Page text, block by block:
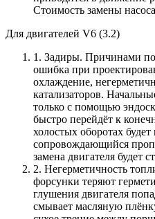
Стоимость замены
Для двигателей V6 (3.2)
1. Задиры. Причинами
ошибка при
охлаждение,
катализаторов.
только с помощью
быстро перейдёт к
холостых оборотах
сопровождающийся
замена двигателя будет
2. Негерметичность
форсунки теряют
глушения двигателя
смывает масляную